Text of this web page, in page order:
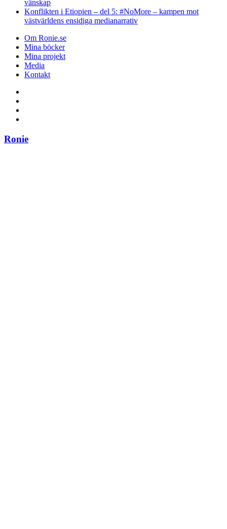
vänskap
Konflikten i Etiopien – del 5: #NoMore – kampen mot
västvärldens ensidiga medianarrativ
Om Ronie.se
Mina böcker
Mina projekt
Media
Kontakt
Ronie